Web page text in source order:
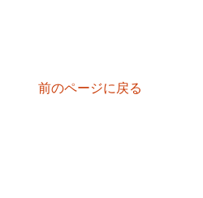
前のページに戻る